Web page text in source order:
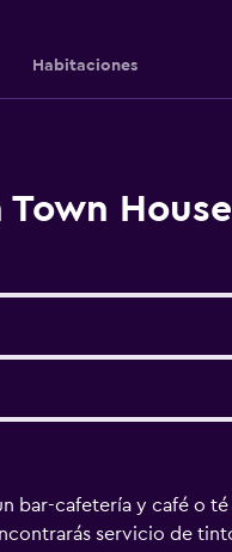
Habitaciones
bar-cafetería y café o
servicio de